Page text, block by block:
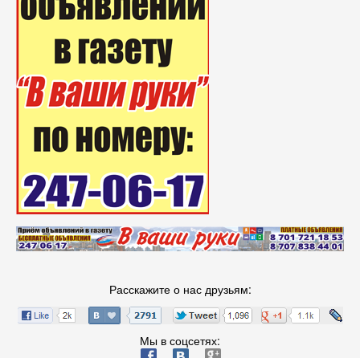
Расскажите о нас друзьям:
Мы в соцсетях: